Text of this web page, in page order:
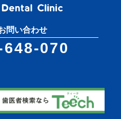
問い合わせ
070